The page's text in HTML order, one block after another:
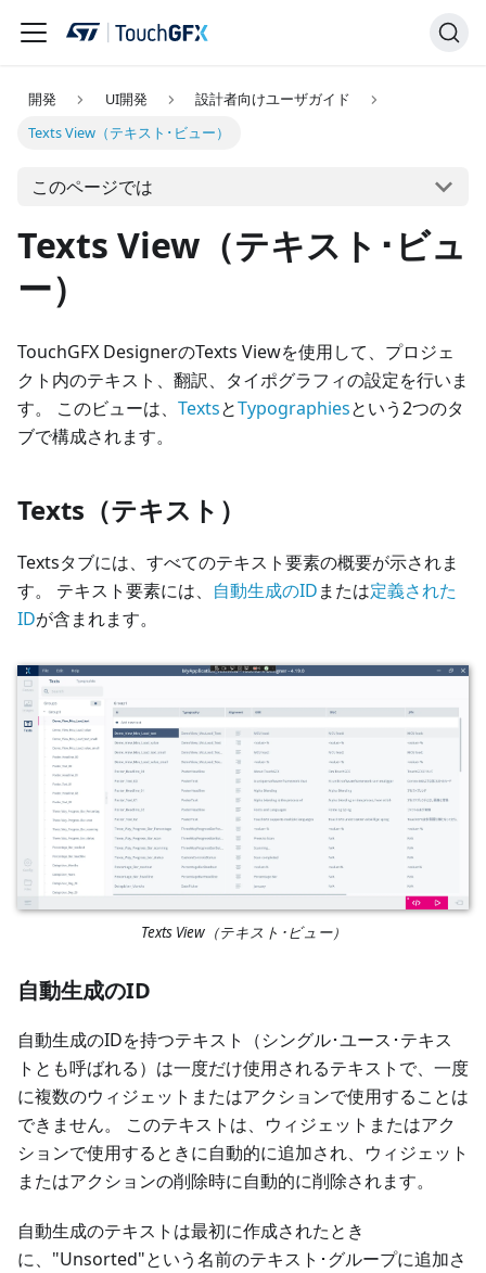
開発 UI開発
設計者向けユーザガイド
Texts View（テキスト･ビュー）
このページでは
Texts View（テキスト･ビュ
ー）
TouchGFX DesignerのTexts Viewを使用して、プロジェ
クト内のテキスト、翻訳、タイポグラフィの設定を行いま
す。 このビューは、 TextsとTypographiesという2つのタ
ブで構成されます。
Texts（テキスト）
Textsタブには、すべてのテキスト要素の概要が示されま
す。 テキスト要素には、 自動生成のIDまたは定義された
IDが含まれます。
Texts View（テキスト･ビュー）
自動生成のID
自動生成のIDを持つテキスト（シングル･ユース･テキス
トとも呼ばれる）は一度だけ使用されるテキストで、一度
に複数のウィジェットまたはアクションで使用することは
できません。 このテキストは、ウィジェットまたはアク
ションで使用するときに自動的に追加され、ウィジェット
またはアクションの削除時に自動的に削除されます。
自動生成のテキストは最初に作成されたとき
に、"Unsorted"という名前のテキスト･グループに追加さ